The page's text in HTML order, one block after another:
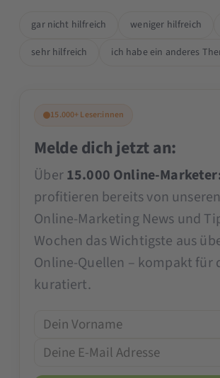
gar nicht hilfreich weniger hilfreich
sehr hilfreich
ich habe ein anderes
15.000+ Leser:innen
Melde dich jetzt an:
Über15.000 Online-
profitieren bereits von
Online-Marketing News und
Wochen das Wichtigste aus
Online-Quellen – kompakt für
kuratiert.